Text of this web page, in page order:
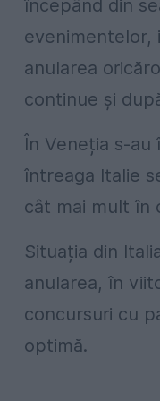
începând din
evenimentelor,
anularea
continue și
În Veneția s-
întreaga Italie
cât mai mult în
Situația din
anularea, în
concursuri cu
optimă.